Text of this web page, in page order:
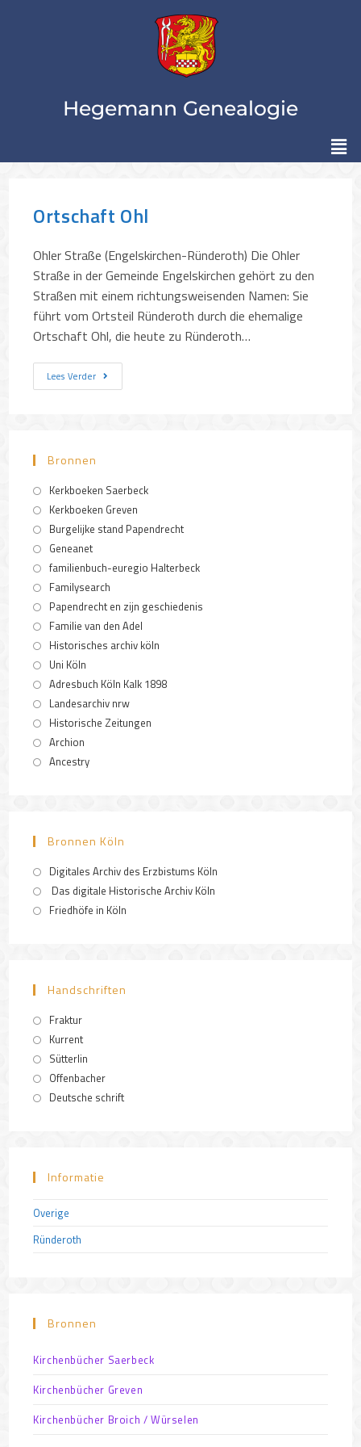
Hegemann Genealogie
Ortschaft Ohl
Ohler Straße (Engelskirchen-Ründeroth) Die Ohler
Straße in der Gemeinde Engelskirchen gehört zu den
Straßen mit einem richtungsweisenden Namen: Sie
führt vom Ortsteil Ründeroth durch die ehemalige
Ortschaft Ohl, die heute zu Ründeroth…
Lees Verder
Bronnen
Kerkboeken Saerbeck
Kerkboeken Greven
Burgelijke stand Papendrecht
Geneanet
familienbuch-euregio Halterbeck
Familysearch
Papendrecht en zijn geschiedenis
Familie van den Adel
Historisches archiv köln
Uni Köln
Adresbuch Köln Kalk 1898
Landesarchiv nrw
Historische Zeitungen
Archion
Ancestry
Bronnen Köln
Digitales Archiv des Erzbistums Köln
Das digitale Historische Archiv Köln
Friedhöfe in Köln
Handschriften
Fraktur
Kurrent
Sütterlin
Offenbacher
Deutsche schrift
Informatie
Overige
Ründeroth
Bronnen
Kirchenbücher Saerbeck
Kirchenbücher Greven
Kirchenbücher Broich / Würselen